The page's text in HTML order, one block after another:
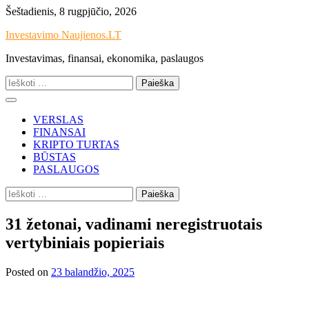
Skip
content
Šeštadienis, 8 rugpjūčio, 2026
Investavimo Naujienos.LT
Investavimas, finansai, ekonomika, paslaugos
Ieškoti:
VERSLAS
FINANSAI
KRIPTO TURTAS
BŪSTAS
PASLAUGOS
Ieškoti:
31 žetonai, vadinami neregistruotais
vertybiniais popieriais
Posted on 23 balandžio, 2025